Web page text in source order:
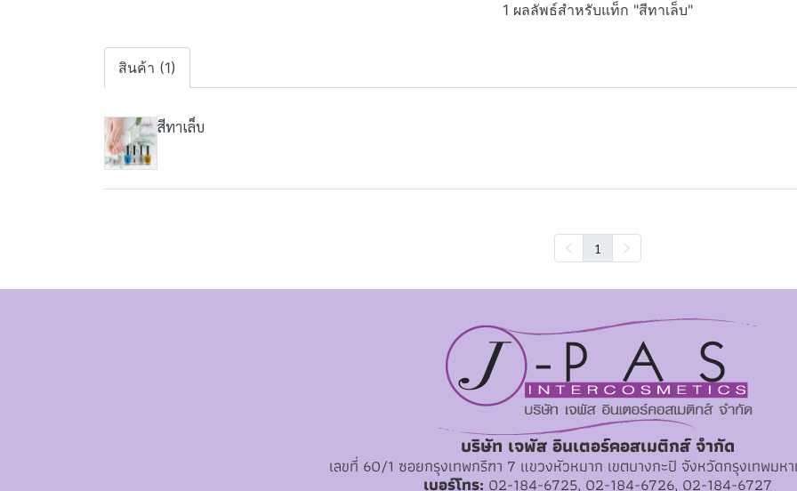
1 ผลลัพธ์สำหรับแท็ก "สีทาเล็บ"
สินค้า (1)
สีทาเล็บ
1
บริษัท เจพัส อินเตอร์คอสเมติกส์ จำกัด
เลขที่ 60/1 ซอยกรุงเทพกรีฑา 7 แขวงหัวหมาก เขตบางกะปิ จังหวัดกรุงเทพมห
เบอร์โทร: 02-184-6725, 02-184-6726, 02-184-6727